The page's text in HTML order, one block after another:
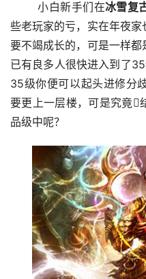
	小白新手们在
冰雪复
些老玩家的亏，实在年夜
要不竭成长的，可是一样都
已有良多人很快进入到了
35级你便可以起头进修分
要更上一层楼，可是究竟
品级中呢？